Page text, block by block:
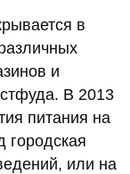
в
и
В 2013
питания на
городская
или на